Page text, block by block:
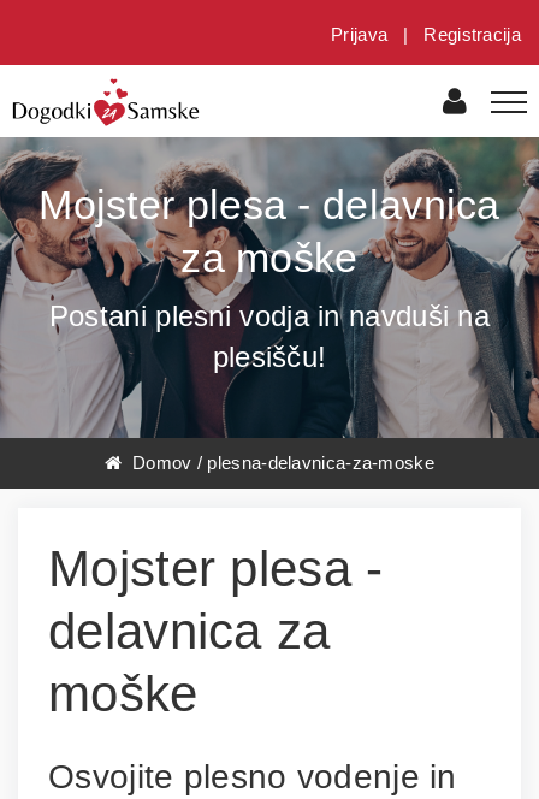
Prijava | Registracija
Mojster plesa - delavnica
za moške
Postani plesni vodja in navduši na
plesišču!
Domov / plesna-delavnica-za-moske
Mojster plesa -
delavnica za
moške
Osvojite plesno vodenje in